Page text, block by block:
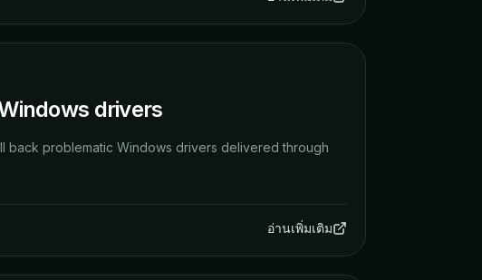
drivers
back problematic Windows drivers delivered through
อ่านเพิ่มเติม